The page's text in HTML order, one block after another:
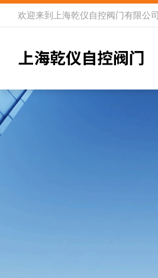
欢迎来到 上海乾仪自控阀门有限公司